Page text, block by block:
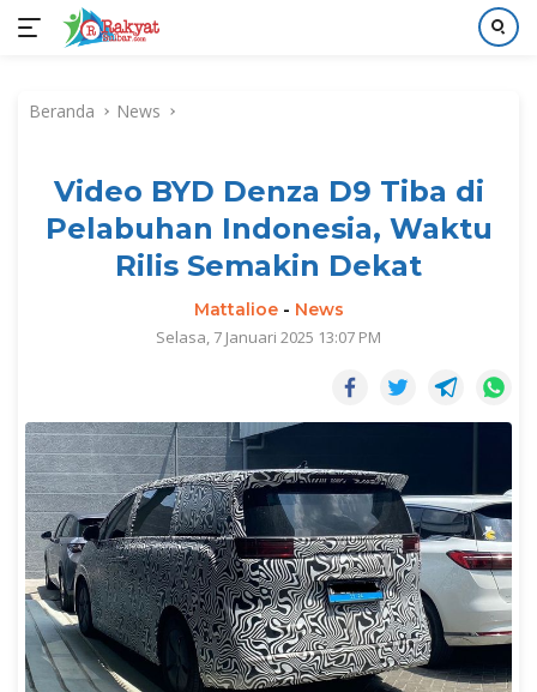
kontenBeranda News
Video BYD Denza D9 Tiba di
Pelabuhan Indonesia, Waktu
Rilis Semakin Dekat
Mattalioe- News
Selasa, 7 Januari 2025 13:07 PM